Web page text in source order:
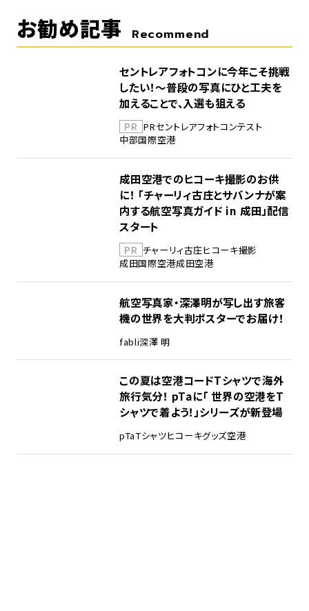
お勧め記事 Recommend
セントレアフォトコンに今年こそ挑戦
したい！～普段の写真にひと工夫を
加えることで、入選も狙える
PR PRセントレアフォトコンテスト
中部国際空港
成田空港でのヒコーキ撮影のお供
に！ 「チャーリィ古庄とサバンナが案
内する航空写真ガイド in 成田」配信
スタート
PR チャーリィ古庄ヒコーキ撮影
成田国際空港成田空港
航空写真家・深澤明が写し出す旅客
機の世界を大判ポスターでお届け！
fabli深澤 明
この夏は空港コードTシャツで海外
旅行気分！ pTaに「 世界の空港をT
シャツで着よう！」シリーズが新登場
pTaTシャツヒコーキグッズ空港